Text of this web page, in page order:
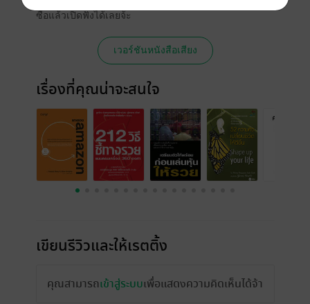
ซื้อแล้วเปิดฟังได้เลยจ้ะ
เวอร์ชันหนังสือเสียง
เรื่องที่คุณน่าจะสนใจ
เขียนรีวิวและให้เรตติ้ง
คุณสามารถเข้าสู่ระบบเพื่อแสดงความคิดเห็นได้จ้า